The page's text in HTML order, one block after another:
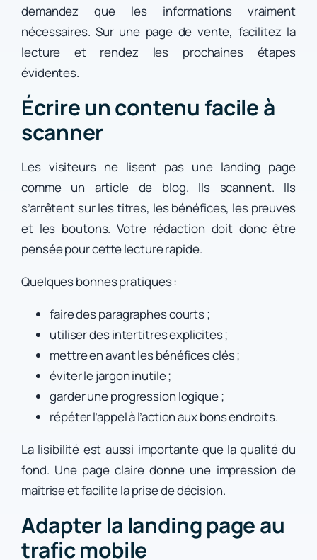
demandez que les informations vraiment
nécessaires. Sur une page de vente, facilitez la
lecture et rendez les prochaines étapes
évidentes.
Écrire un contenu facile à
scanner
Les visiteurs ne lisent pas une landing page
comme un article de blog. Ils scannent. Ils
s’arrêtent sur les titres, les bénéfices, les preuves
et les boutons. Votre rédaction doit donc être
pensée pour cette lecture rapide.
Quelques bonnes pratiques :
faire des paragraphes courts ;
utiliser des intertitres explicites ;
mettre en avant les bénéfices clés ;
éviter le jargon inutile ;
garder une progression logique ;
répéter l’appel à l’action aux bons endroits.
La lisibilité est aussi importante que la qualité du
fond. Une page claire donne une impression de
maîtrise et facilite la prise de décision.
Adapter la landing page au
trafic mobile